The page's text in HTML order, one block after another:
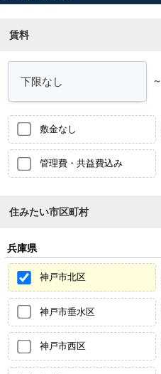
賃料
～
敷金なし
管理費・共益費込み
住みたい市区町村
兵庫県
神戸市北区
神戸市垂水区
神戸市西区